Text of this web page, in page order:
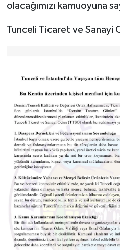
olacağımızı kamuoyuna
Tunceli Ticaret ve Sanayi